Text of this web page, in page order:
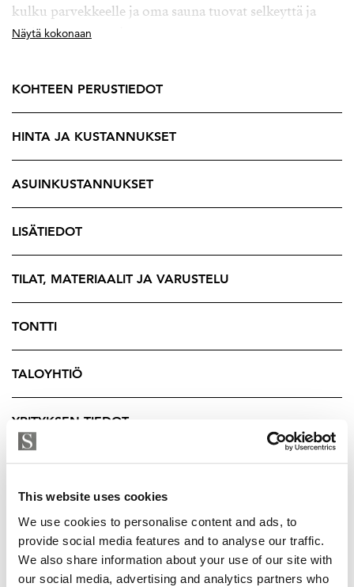
This website uses cookies
We use cookies to personalise content and ads, to
provide social media features and to analyse our traffic.
We also share information about your use of our site with
our social media, advertising and analytics partners who
kulku parvekkeelle ja oma sauna tuovat selkeyttä ja
mukavuutta asumiseen.
kokonaisuus toimii sellaisenaan. Tämä tekee asunnosta
joustavan vaihtoehdon – voit jatkaa vuokrausta tai
ottaa sen myöhemmin omaan käyttöön.
Vuonna 1990 valmistunut taloyhtiö on vakiintunut, ja
Hervanta alueena tarjoaa jatkuvaa kysyntää.
Läheisyydessä sijaitsevat TTY, Hermia ja
Poliisiammattikorkeakoulu tukevat vuokrakysyntää
erityisesti opiskelijoiden ja työssäkäyvien keskuudessa.
Alueella on myös toimivat palvelut ja kulkuyhteydet.
Näytä kokonaan
KOHTEEN PERUSTIEDOT
HINTA JA KUSTANNUKSET
ASUINKUSTANNUKSET
LISÄTIEDOT
TILAT, MATERIAALIT JA VARUSTELU
TONTTI
TALOYHTIÖ
YRITYKSEN TIEDOT